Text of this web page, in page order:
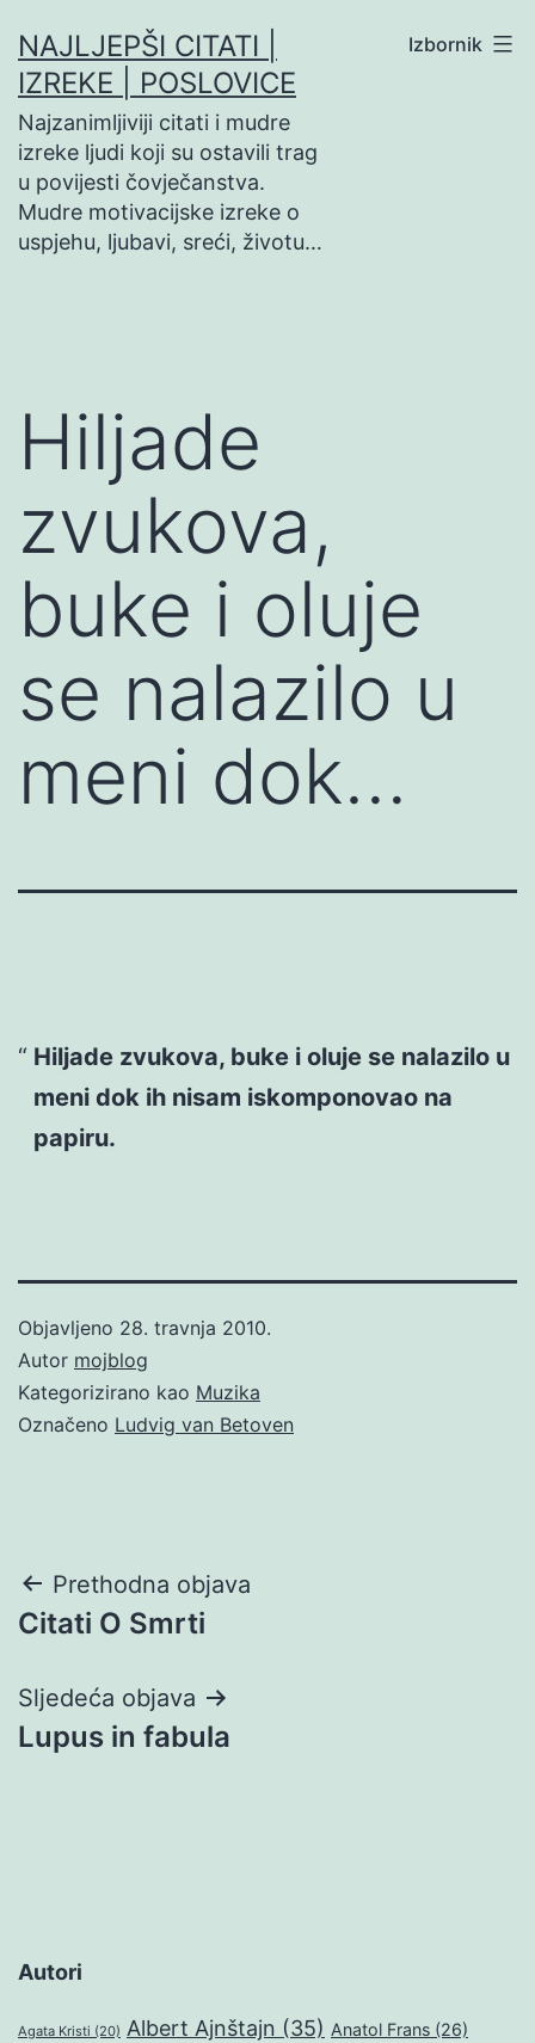
na
sadržaj
NAJLJEPŠI CITATI |
IZREKE | POSLOVICE
Najzanimljiviji citati i mudre
izreke ljudi koji su ostavili trag
u povijesti čovječanstva.
Mudre motivacijske izreke o
uspjehu, ljubavi, sreći, životu…
Izbornik
Hiljade
zvukova,
buke i oluje
se nalazilo u
meni dok…
Hiljade zvukova, buke i oluje se nalazilo u
meni dok ih nisam iskomponovao na
papiru.
Objavljeno 28. travnja 2010.
Autor mojblog
Kategorizirano kao Muzika
Označeno Ludvig van Betoven
Navigacija
objava
Prethodna objava
Citati O Smrti
Sljedeća objava
Lupus in fabula
Autori
Agata Kristi (20) Albert Ajnštajn (35) Anatol Frans (26)